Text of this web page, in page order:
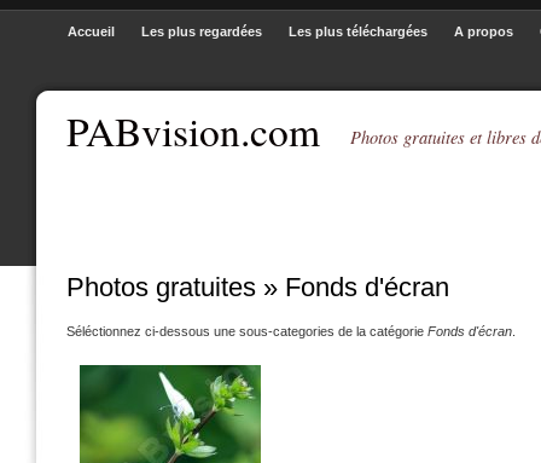
PABvision.com Photos gratuites et libres
Accueil Les plus regardées Les plus téléchargées A propos
Photos gratuites » Fonds d'écran
Séléctionnez ci-dessous une sous-categories de la catégorie Fonds d'écran